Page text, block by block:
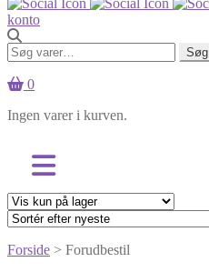
konto
Søg
efter:
Søg
0
Ingen varer i kurven.
Forside > Forudbestil